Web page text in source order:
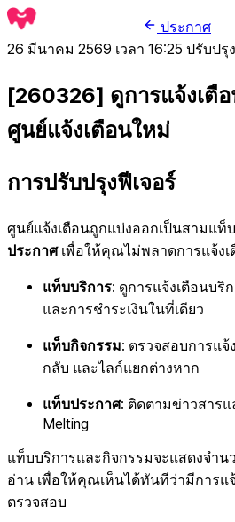
ประกาศ
26 มีนาคม 2569 เวลา 16:25 ปรับปรุง
[260326] ดูการแจ้งเตื
ศูนย์แจ้งเตือนใหม่
การปรับปรุงฟีเจอร์
ศูนย์แจ้งเตือนถูกแบ่งออกเป็นสามแท็
ประกาศเพื่อให้คุณไม่พลาดการแจ้ง
แท็บบริการ: ดูการแจ้งเตือนบริ
และการชำระเงินในที่เดียว
แท็บกิจกรรม: ตรวจสอบการแ
กลับ และไลก์แยกต่างหาก
แท็บประกาศ: ติดตามข่าวสาร
Melting
แท็บบริการและกิจกรรมจะแสดงจำน
อ่าน เพื่อให้คุณเห็นได้ทันทีว่ามีการแ
ตรวจสอบ